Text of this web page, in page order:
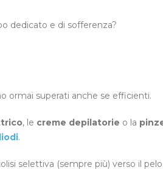
dedicato e di sofferenza?
ormai superati anche se efficienti.
, le creme depilatorie o la
.
selettiva (sempre più) verso il